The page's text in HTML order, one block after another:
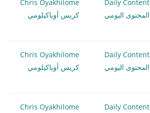
Daily Content
المحتوى اليومي
Chris Oyakhilome
كريس أوياكيلومي
Daily Content
المحتوى اليومي
Chris Oyakhilome
كريس أوياكيلومي
Daily Content
Chris Oyakhilome